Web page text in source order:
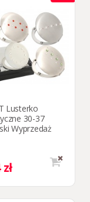
Lusterko
30-37
Wyprzedaż